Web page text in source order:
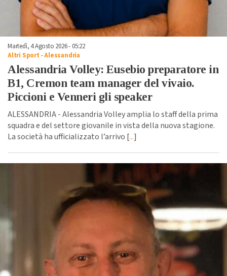
Martedì, 4 Agosto 2026 - 05:22
Altri Sport -Alessandria
Alessandria Volley: Eusebio preparatore in
B1, Cremon team manager del vivaio.
Piccioni e Venneri gli speaker
ALESSANDRIA - Alessandria Volley amplia lo staff della prima
squadra e del settore giovanile in vista della nuova stagione.
La società ha ufficializzato l’arrivo [...]